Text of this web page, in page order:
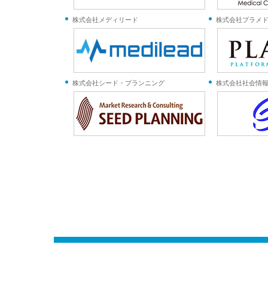
株式会社メディリード
株式会社シード・プランニング
株式会社プラメド
株式会社社会情